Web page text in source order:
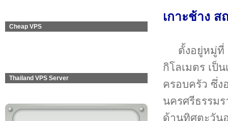
Cheap VPS
Thailand VPS Server
เกาะช้าง
ตั้งอยู่หมู่
กิโลเมตร เป็
ครอบครัว ซึ่ง
นครศรีธรรม
ด้านทิศตะวัน